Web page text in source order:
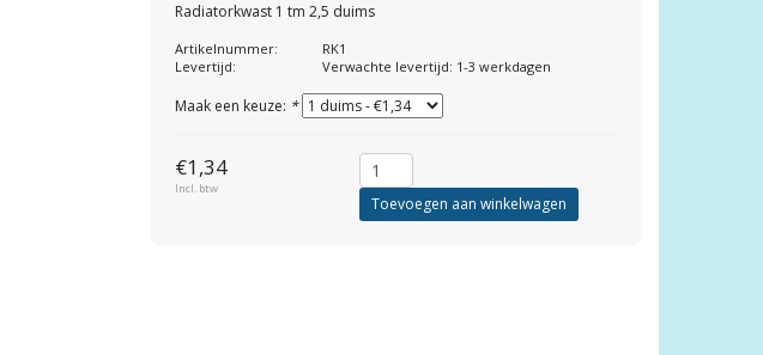
Radiatorkwast 1 tm 2,5 duims
Artikelnummer:
RK1
Levertijd:
Verwachte levertijd: 1-3 werkdagen
Maak een keuze: *
€1,34
Incl. btw
Toevoegen aan winkelwagen